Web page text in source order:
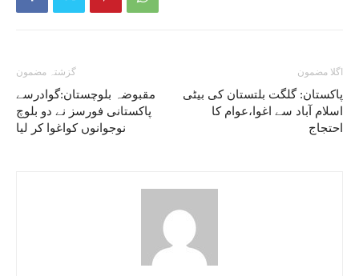
گزشتہ مضمون
مقبوضہ بلوچستان:گوادرسے
پاکستانی فورسز نے دو بلوچ
نوجوانوں کواغوا کر لیا
اگلا مضمون
پاکستان: گلگت بلتستان کی بیٹی
اسلام آباد سے اغوا،عوام کا
احتجاج